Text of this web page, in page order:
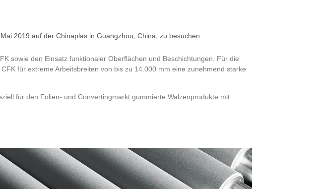
2019 auf der Chinaplas in Guangzhou, China, zu besuchen.
sowie den Einsatz funktionaler Oberflächen und Beschichtungen. Für die
für extreme Arbeitsbreiten von bis zu 14.000 mm eine zunehmend starke
für den Folien- und Convertingmarkt gummierte Walzenprodukte mit